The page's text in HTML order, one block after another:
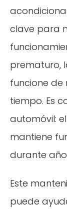
clave para
prematuro,
funcione
tiempo. Es
automóvil:
mantiene
durante
Este
puede